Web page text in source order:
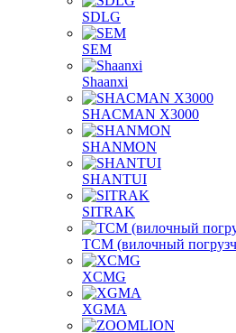
SDLG
SEM
Shaanxi
SHACMAN X3000
SHANMON
SHANTUI
SITRAK
TCM (вилочный
XCMG
XGMA